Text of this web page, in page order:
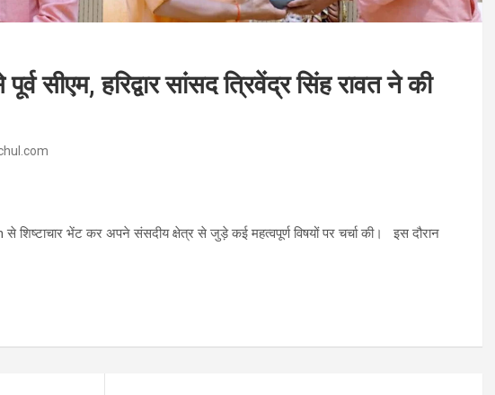
सीएम, हरिद्वार सांसद त्रिवेंद्र सिंह रावत ने की
भेंट कर अपने संसदीय क्षेत्र से जुड़े कई महत्वपूर्ण विषयों पर चर्चा की। इस दौरान